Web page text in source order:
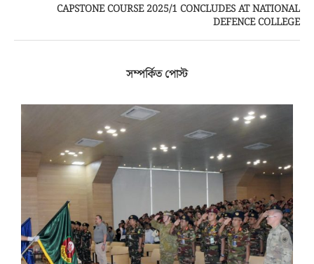
CAPSTONE COURSE 2025/1 CONCLUDES AT NATIONAL
DEFENCE COLLEGE
সম্পর্কিত পোস্ট